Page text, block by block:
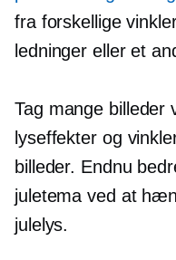
fra forskellige
ledninger eller et
Tag mange
lyseffekter og
billeder. Endnu
juletema ved at
julelys.